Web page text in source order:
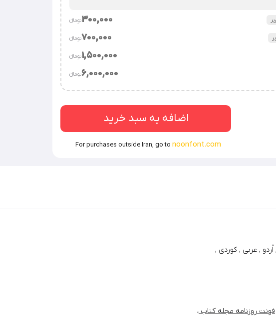
300,000تومان‫ء‬‫
یا نرم‌افزار شخصی. 700,000تومان‫ء‬‫
یا نرم‌افزار شرکت. 1,500,000تومان‫ء‬‫
شرکت، سازمان یا موسسه. 6,000,000تومان‫ء‬‫
اضافه به سبد خرید
For purchases outside Iran, go to noonfont.com
, عربی , کوردی ,
فونت روزنامه مجله کتاب،